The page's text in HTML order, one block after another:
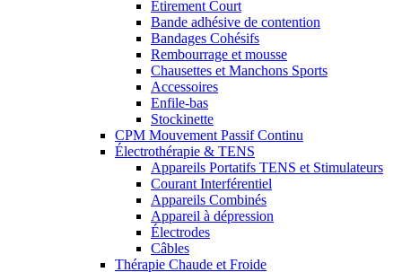
Étirement Court
Bande adhésive de contention
Bandages Cohésifs
Rembourrage et mousse
Chausettes et Manchons Sports
Accessoires
Enfile-bas
Stockinette
CPM Mouvement Passif Continu
Électrothérapie & TENS
Appareils Portatifs TENS et Stimulateurs
Courant Interférentiel
Appareils Combinés
Appareil à dépression
Électrodes
Câbles
Thérapie Chaude et Froide